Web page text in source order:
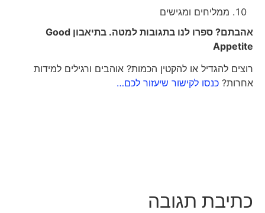
ממליחים ומגישים
אהבתם? ספרו לנו בתגובות למטה. בתיאבוןGood
Appetite
רוצים להגדיל או להקטין הכמות? אוהבים ורגילים למידות
אחרות?כנסו לקישור שיעזור לכם…
כתיבת תגובה